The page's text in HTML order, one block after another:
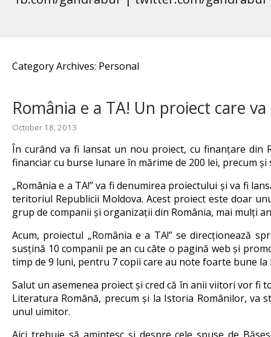
Category Archives: Personal
România e a TA! Un proiect care
October 18, 2013
În curând va fi lansat un nou proiect, cu finanțare din
financiar cu burse lunare în mărime de 200 lei, precum
„România e a TA!” va fi denumirea proiectului și va fi
teritoriul Republicii Moldova. Acest proiect este doar
grup de companii și organizații din România, mai mulți
Acum, proiectul „România e a TA!” se direcționează
susțină 10 companii pe an cu câte o pagină web și
timp de 9 luni, pentru 7 copii care au note foarte bune
Salut un asemenea proiect și cred că în anii viitori vor fi
Literatura Română, precum și la Istoria Românilor, va
unul uimitor.